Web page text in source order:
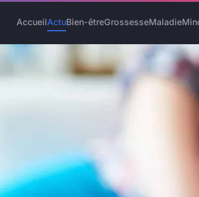
AccueilActuBien-êtreGrossesseMaladie